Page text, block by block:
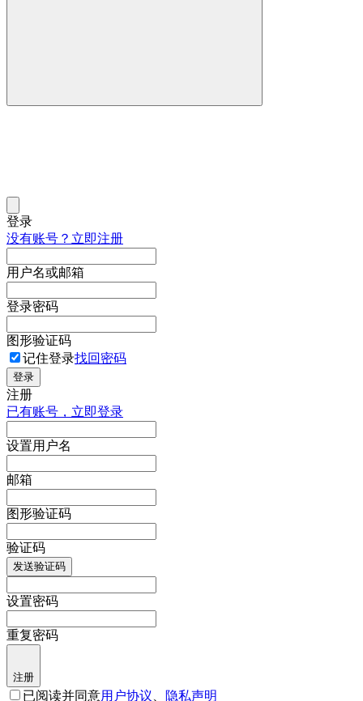
登录
没有账号？立即注册
用户名或邮箱
登录密码
图形验证码
记住登录找回密码
登录
注册
已有账号，立即登录
设置用户名
邮箱
图形验证码
验证码
发送验证码
设置密码
重复密码
注册
已阅读并同意用户协议 隐私声明